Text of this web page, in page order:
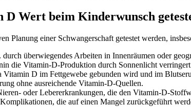
Wert beim Kinderwunsch
Planung einer Schwangerschaft getestet werden,
überwiegendes Arbeiten in Innenräumen oder
die Vitamin-D-Produktion durch Sonnenlicht
D im Fettgewebe gebunden wird und im
ohne ausreichende Vitamin-D-Quellen.
oder Lebererkrankungen, die den Vitamin-D-
die auf einen Mangel zurückgeführt